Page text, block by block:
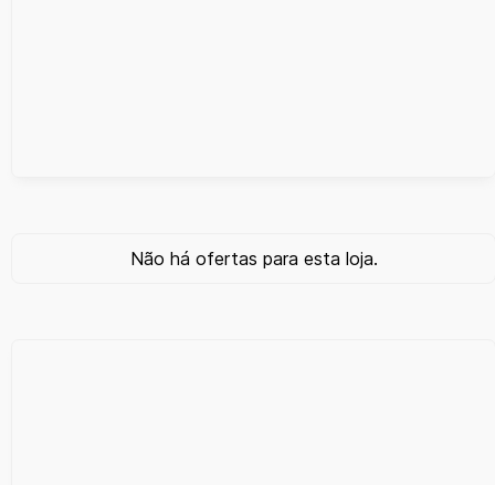
Não há ofertas para esta loja.